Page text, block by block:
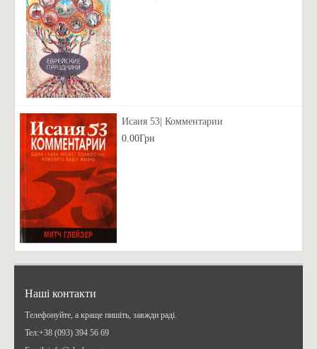
Исаия 53| Комментарии
0.00Грн
Наші контакти
Телефонуйте, а краще пишіть, завжди раді.
Teл:+38 (093) 394 56 69